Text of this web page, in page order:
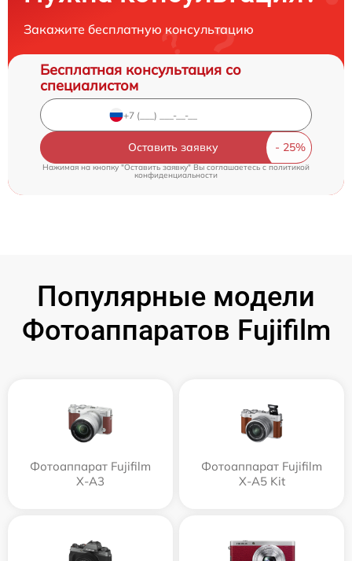
Закажите бесплатную консультацию
Бесплатная консультация со
специалистом
Оставить заявку
Нажимая на кнопку "Оставить заявку" Вы соглашаетесь c политикой
конфиденциальности
Популярные модели
Фотоаппаратов Fujifilm
Фотоаппарат Fujifilm
X-A3
Фотоаппарат Fujifilm
X-A5 Kit